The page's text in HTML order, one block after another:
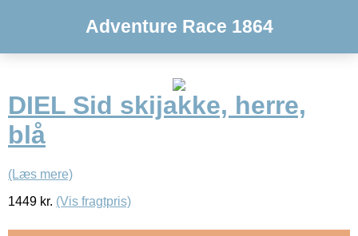
Adventure Race 1864
DIEL Sid skijakke, herre,
blå
(Læs mere)
1449 kr. (Vis fragtpris)